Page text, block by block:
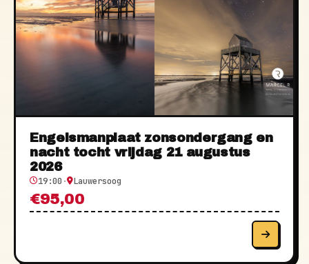
Engelsmanplaat zonsondergang en
nacht tocht vrijdag 21 augustus
2026
19:00 · Lauwersoog
€95,00